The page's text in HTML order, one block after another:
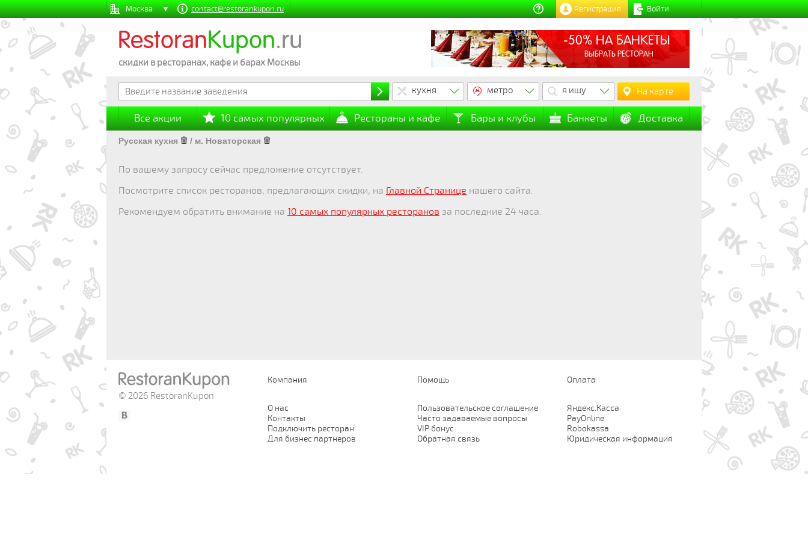
Москва contact@restorankupon.ru Войти
Регистрация
RestoranKupon.ru
скидки в ресторанах, кафе и барах Москвы
-50% НА БАНКЕТЫ
ВЫБРАТЬ РЕСТОРАН
кухня метро я ищу На карте
Все акции 10 самых популярных Рестораны и кафе Бары и клубы Банкеты Доставка
Русская кухня / м. Новаторская
По вашему запросу сейчас предложение отсутствует.
Посмотрите список ресторанов, предлагающих скидки, на Главной Странице нашего сайта.
Рекомендуем обратить внимание на 10 самых популярных ресторанов за последние 24 часа.
© 2026 RestoranKupon
Компания
О нас
Контакты
Подключить ресторан
Для бизнес партнеров
Помощь
Пользовательское соглашение
Часто задаваемые вопросы
VIP бонус
Обратная связь
Оплата
Яндекс.Касса
PayOnline
Robokassa
Юридическая информация